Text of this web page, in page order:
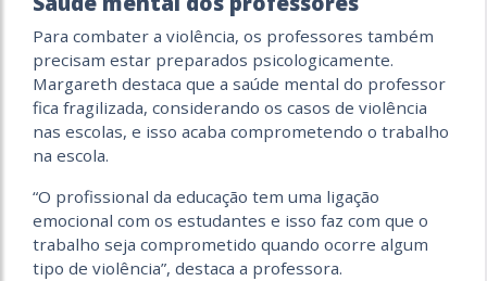
Para combater a violência, os professores também
precisam estar preparados psicologicamente.
Margareth destaca que a saúde mental do professor
fica fragilizada, considerando os casos de violência
nas escolas, e isso acaba comprometendo o trabalho
na escola.
“O profissional da educação tem uma ligação
emocional com os estudantes e isso faz com que o
trabalho seja comprometido quando ocorre algum
tipo de violência”, destaca a professora.